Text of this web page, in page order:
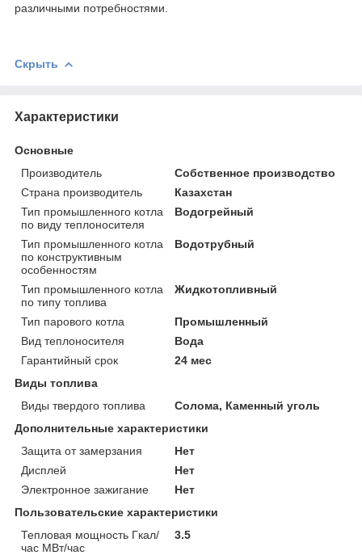
различными потребностями.
Скрыть
Характеристики
Основные
Производитель
Собственное производство
Страна производитель
Казахстан
Тип промышленного котла
по виду теплоносителя
Водогрейный
Тип промышленного котла
по конструктивным
особенностям
Водотрубный
Тип промышленного котла
по типу топлива
Жидкотопливный
Тип парового котла
Промышленный
Вид теплоносителя
Вода
Гарантийный срок
24 мес
Виды топлива
Виды твердого топлива
Солома, Каменный уголь
Дополнительные характеристики
Защита от замерзания
Нет
Дисплей
Нет
Электронное зажигание
Нет
Пользовательские характеристики
Тепловая мощность Гкал/
час МВт/час
3.5